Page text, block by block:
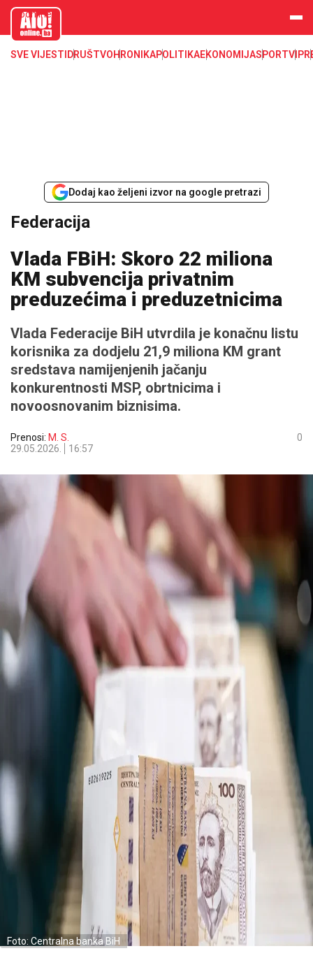
aloonline.b
SVE VIJESTI DRUŠTVOHRONIKAPOLITIKAEKONOMIJASPORTVIP
Dodaj kao željeni izvor na google pretrazi
Federacija
Vlada FBiH: Skoro 22 miliona
KM subvencija privatnim
preduzećima i preduzetnicima
Vlada Federacije BiH utvrdila je konačnu listu
korisnika za dodjelu 21,9 miliona KM grant
sredstava namijenjenih jačanju
konkurentnosti MSP, obrtnicima i
novoosnovanim biznisima.
Prenosi: M. S.
29.05.2026.
16:57
0
Foto: Centralna banka BiH